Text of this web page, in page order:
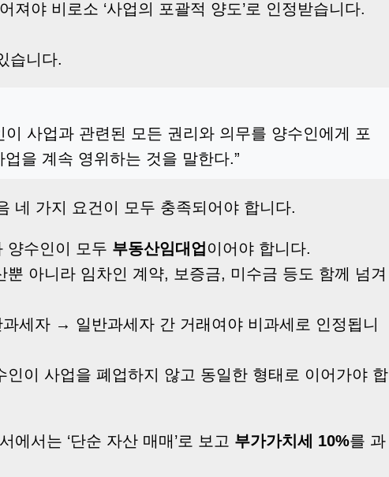
져야 비로소 ‘사업의 포괄적 양도’로 인정받습니다.
습니다.
사업과 관련된 모든 권리와 의무를 양수인에게 포
을 계속 영위하는 것을 말한다.”
네 가지 요건이 모두 충족되어야 합니다.
양수인이 모두 부동산임대업 이어야 합니다.
뿐 아니라 임차인 계약, 보증금, 미수금 등도 함께 넘겨
세자 → 일반과세자 간 거래여야 비과세로 인정됩니
인이 사업을 폐업하지 않고 동일한 형태로 이어가야 합
에서는 ‘단순 자산 매매’로 보고 부가가치세 10%를 과